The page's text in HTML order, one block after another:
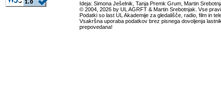
Ideja: Simona Ješelnik, Tanja Premk Grum, Martin
© 2004, 2026 by UL AGRFT & Martin Srebotnjak. Vse
Podatki so last UL Akademije za gledališče, radio, film in
Vsakršna uporaba podatkov brez pisnega dovoljenja
prepovedana!